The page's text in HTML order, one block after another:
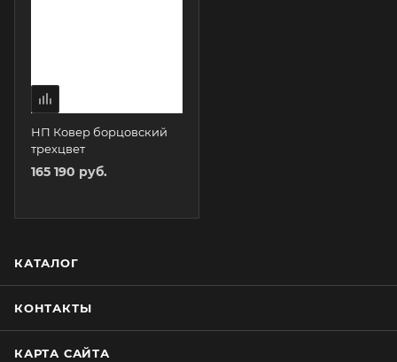
НП Ковер борцовский
трехцвет
165 190 руб.
КАТАЛОГ
КОНТАКТЫ
КАРТА САЙТА